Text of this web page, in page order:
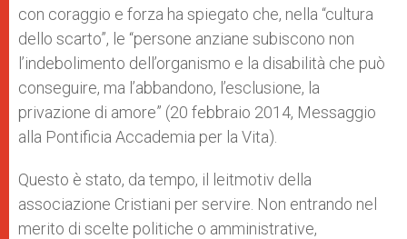
con coraggio e forza ha spiegato che, nella “cultura
dello scarto”, le “persone anziane subiscono non
l’indebolimento dell’organismo e la disabilità che può
conseguire, ma l’abbandono, l’esclusione, la
privazione di amore” (20 febbraio 2014, Messaggio
alla Pontificia Accademia per la Vita).
Questo è stato, da tempo, il leitmotiv della
associazione Cristiani per servire. Non entrando nel
merito di scelte politiche o amministrative,